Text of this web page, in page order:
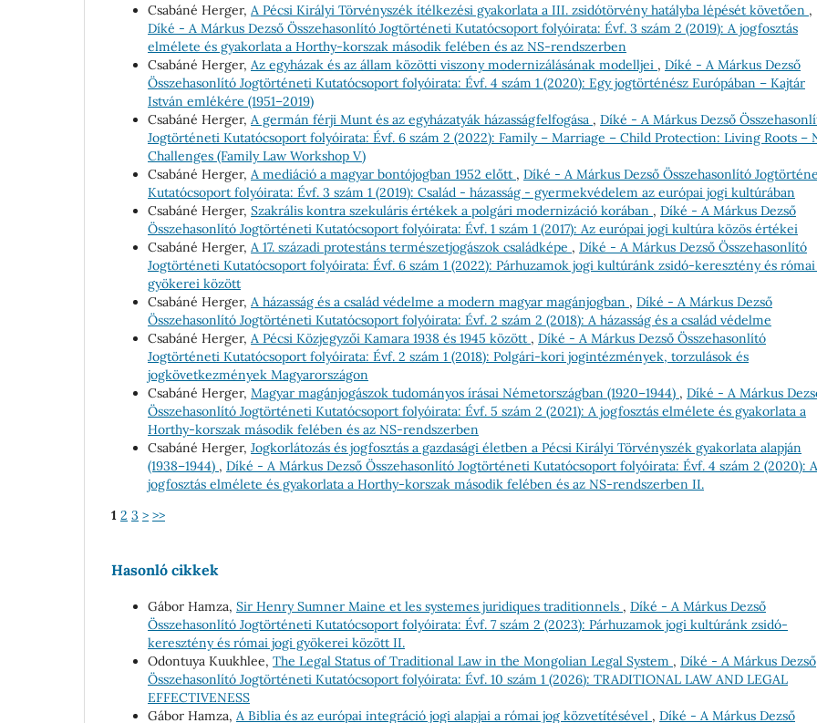
Csabáné Herger, A Pécsi Királyi Törvényszék ítélkezési gyakorlata a III. zsidótörvény hatályba lépését követően ,
Díké - A Márkus Dezső Összehasonlító Jogtörténeti Kutatócsoport folyóirata: Évf. 3 szám 2 (2019): A jogfosztás
elmélete és gyakorlata a Horthy-korszak második felében és az NS-rendszerben
Csabáné Herger, Az egyházak és az állam közötti viszony modernizálásának modelljei , Díké - A Márkus Dezső
Összehasonlító Jogtörténeti Kutatócsoport folyóirata: Évf. 4 szám 1 (2020): Egy jogtörténész Európában – Kajtár
István emlékére (1951–2019)
Csabáné Herger, A germán férji Munt és az egyházatyák házasságfelfogása , Díké - A Márkus Dezső
Jogtörténeti Kutatócsoport folyóirata: Évf. 6 szám 2 (2022): Family – Marriage – Child Protection: Living Roots –
Challenges (Family Law Workshop V)
Csabáné Herger, A mediáció a magyar bontójogban 1952 előtt , Díké - A Márkus Dezső Összehasonlító
Kutatócsoport folyóirata: Évf. 3 szám 1 (2019): Család - házasság - gyermekvédelem az európai jogi kultúrában
Csabáné Herger, Szakrális kontra szekuláris értékek a polgári modernizáció korában , Díké - A Márkus Dezső
Összehasonlító Jogtörténeti Kutatócsoport folyóirata: Évf. 1 szám 1 (2017): Az európai jogi kultúra közös értékei
Csabáné Herger, A 17. századi protestáns természetjogászok családképe , Díké - A Márkus Dezső Összehasonlító
Jogtörténeti Kutatócsoport folyóirata: Évf. 6 szám 1 (2022): Párhuzamok jogi kultúránk zsidó-keresztény és
gyökerei között
Csabáné Herger, A házasság és a család védelme a modern magyar magánjogban , Díké - A Márkus Dezső
Összehasonlító Jogtörténeti Kutatócsoport folyóirata: Évf. 2 szám 2 (2018): A házasság és a család védelme
Csabáné Herger, A Pécsi Közjegyzői Kamara 1938 és 1945 között , Díké - A Márkus Dezső Összehasonlító
Jogtörténeti Kutatócsoport folyóirata: Évf. 2 szám 1 (2018): Polgári-kori jogintézmények, torzulások és
jogkövetkezmények Magyarországon
Csabáné Herger, Magyar magánjogászok tudományos írásai Németországban (1920–1944) , Díké - A Márkus
Összehasonlító Jogtörténeti Kutatócsoport folyóirata: Évf. 5 szám 2 (2021): A jogfosztás elmélete és gyakorlata a
Horthy-korszak második felében és az NS-rendszerben
Csabáné Herger, Jogkorlátozás és jogfosztás a gazdasági életben a Pécsi Királyi Törvényszék gyakorlata alapján
(1938–1944) , Díké - A Márkus Dezső Összehasonlító Jogtörténeti Kutatócsoport folyóirata: Évf. 4 szám 2 (2020): A
jogfosztás elmélete és gyakorlata a Horthy-korszak második felében és az NS-rendszerben II.
1 2 3 > >>
Hasonló cikkek
Gábor Hamza, Sir Henry Sumner Maine et les systemes juridiques traditionnels , Díké - A Márkus Dezső
Összehasonlító Jogtörténeti Kutatócsoport folyóirata: Évf. 7 szám 2 (2023): Párhuzamok jogi kultúránk zsidó-
keresztény és római jogi gyökerei között II.
Odontuya Kuukhlee, The Legal Status of Traditional Law in the Mongolian Legal System , Díké - A Márkus Dezső
Összehasonlító Jogtörténeti Kutatócsoport folyóirata: Évf. 10 szám 1 (2026): TRADITIONAL LAW AND LEGAL
EFFECTIVENESS
Gábor Hamza, A Biblia és az európai integráció jogi alapjai a római jog közvetítésével , Díké - A Márkus Dezső